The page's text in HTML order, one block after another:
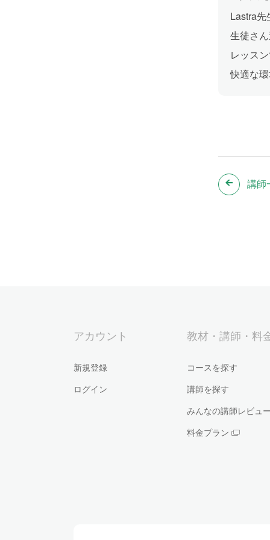
Lastra
生徒さ
レッス
快適な
講師
アカウント
新規登録
ログイン
教材・講師・料
コースを探す
講師を探す
みんなの講師レビュ
料金プラン